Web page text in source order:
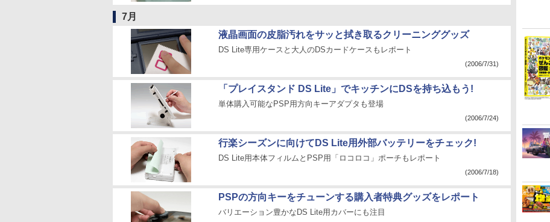
7月
液晶画面の皮脂汚れをサッと拭き取るクリーニンググッズ
DS Lite専用ケースと大人のDSカードケースもレポート
(2006/7/31)
「プレイスタンド DS Lite」でキッチンにDSを持ち込もう!
単体購入可能なPSP用方向キーアダプタも登場
(2006/7/24)
行楽シーズンに向けてDS Lite用外部バッテリーをチェック!
DS Lite用本体フィルムとPSP用「ロコロコ」ポーチもレポート
(2006/7/18)
PSPの方向キーをチューンする購入者特典グッズをレポート
バリエーション豊かなDS Lite用カバーにも注目